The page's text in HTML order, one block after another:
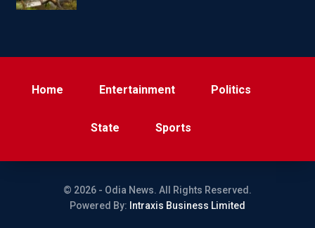
Home Entertainment Politics
State Sports
© 2026 - Odia News. All Rights Reserved.
Powered By: Intraxis Business Limited